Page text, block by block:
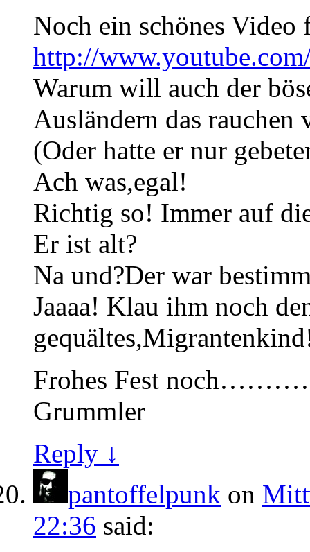
Noch ein schönes Video
http://
Warum will auch der
Ausländern das rauchen
(Oder hatte er nur
Ach was,egal!
Richtig so! Immer auf
Er ist alt?
Na und?Der war
Jaaaa! Klau ihm noch
Frohes Fest
Grummler
Reply ↓
pantoffelpunk on
22:36 said: